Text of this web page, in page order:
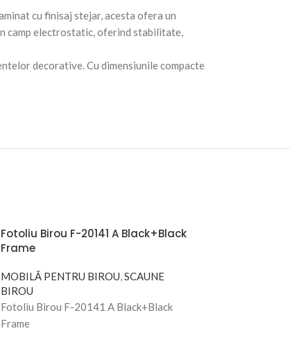
cu finisaj stejar, acesta ofera un
camp electrostatic, oferind stabilitate,
decorative. Cu dimensiunile compacte
Fotoliu Birou F-20141 A Black+Black
Frame
MOBILĂ PENTRU BIROU,SCAUNE
BIROU
Fotoliu Birou F-20141 A Black+Black
Frame